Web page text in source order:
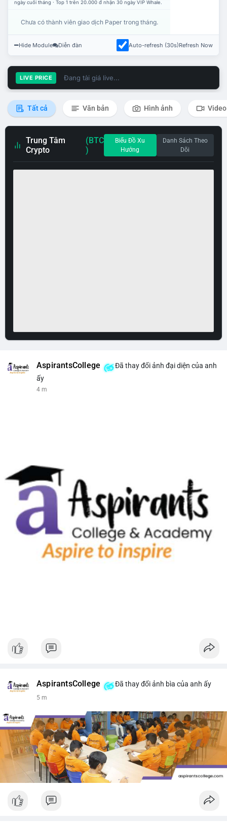
ngày cuối tháng · Top 1 trên 20.000 đ nhận 30 ngày VIP Whale.
Chưa có thành viên giao dịch Paper trong tháng.
Hide Module Diễn đàn Auto-refresh (30s)Refresh Now
LIVE PRICE Đang tải giá live...
Tất cả Văn bản Hình ảnh Video
Trung Tâm
Crypto
(BTC
)
Biểu Đồ Xu
Hướng
Danh Sách Theo
Dõi
AspirantsCollege
Đã thay đổi ảnh đại diện của anh
ấy
5 m
AspirantsCollege Đã thay đổi ảnh bìa của anh ấy
5 m